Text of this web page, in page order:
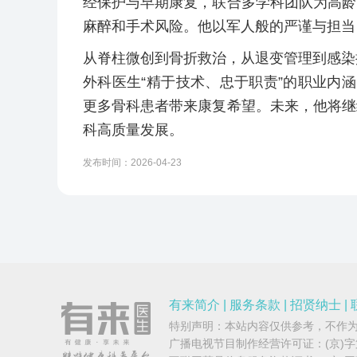
麻醉和手术风险。他以军人般的严谨与担
从脊柱微创到骨折救治，从退变管理到感
外科医生“精于技术、忠于职责”的职业内
更多骨科患者带来康复希望。未来，他将
科高质量发展。
发布时间：2026-04-23
有来简介 服务条款 招贤纳士
特别声明：本站内容仅供参考，不作
广播电视节目制作经营许可证： (京)